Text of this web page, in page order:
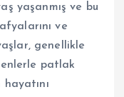
yaşanmış ve bu
ve
genellikle
patlak